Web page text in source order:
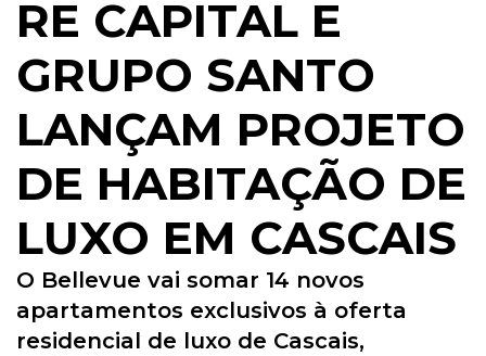
RE CAPITAL E
GRUPO SANTO
LANÇAM PROJETO
DE HABITAÇÃO DE
LUXO EM CASCAIS
O Bellevue vai somar 14 novos
apartamentos exclusivos à oferta
residencial de luxo de Cascais,